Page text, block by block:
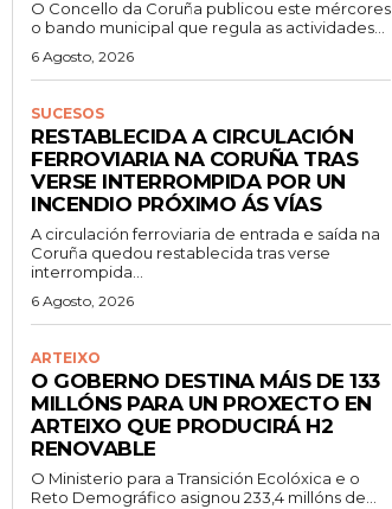
O Concello da Coruña publicou este mércores
o bando municipal que regula as actividades...
6 Agosto, 2026
SUCESOS
RESTABLECIDA A CIRCULACIÓN
FERROVIARIA NA CORUÑA TRAS
VERSE INTERROMPIDA POR UN
INCENDIO PRÓXIMO ÁS VÍAS
A circulación ferroviaria de entrada e saída na
Coruña quedou restablecida tras verse
interrompida...
6 Agosto, 2026
ARTEIXO
O GOBERNO DESTINA MÁIS DE 133
MILLÓNS PARA UN PROXECTO EN
ARTEIXO QUE PRODUCIRÁ H2
RENOVABLE
O Ministerio para a Transición Ecolóxica e o
Reto Demográfico asignou 233,4 millóns de...